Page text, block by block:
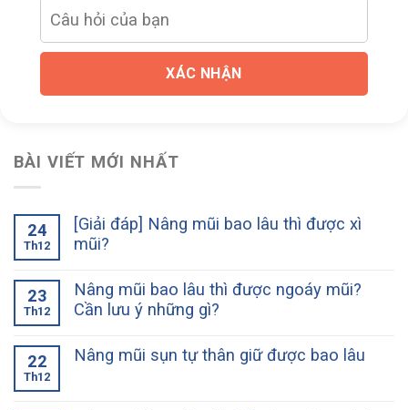
XÁC NHẬN
BÀI VIẾT MỚI NHẤT
24
Th12
[Giải đáp] Nâng mũi bao lâu thì được xì
mũi?
23
Th12
Nâng mũi bao lâu thì được ngoáy mũi?
Cần lưu ý những gì?
22
Th12
Nâng mũi sụn tự thân giữ được bao lâu